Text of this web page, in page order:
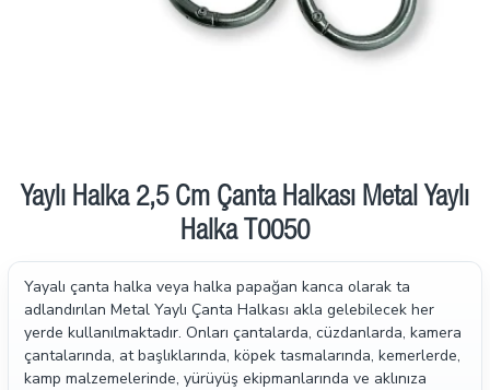
Yaylı Halka 2,5 Cm Çanta Halkası Metal Yaylı
Halka T0050
Yayalı çanta halka veya halka papağan kanca olarak ta
adlandırılan Metal Yaylı Çanta Halkası akla gelebilecek her
yerde kullanılmaktadır. Onları çantalarda, cüzdanlarda, kamera
çantalarında, at başlıklarında, köpek tasmalarında, kemerlerde,
kamp malzemelerinde, yürüyüş ekipmanlarında ve aklınıza